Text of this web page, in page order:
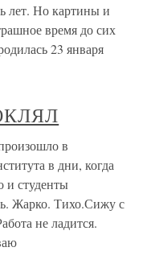
лет. Но картины и
время до сих
23 января
в
в дни, когда
и студенты
Жарко. Тихо.Сижу с
не ладится.